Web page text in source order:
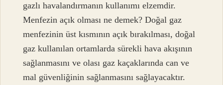
gazlı havalandırmanın kullanımı elzemdir.
Menfezin açık olması ne demek? Doğal gaz
menfezinin üst kısmının açık bırakılması, doğal
gaz kullanılan ortamlarda sürekli hava akışının
sağlanmasını ve olası gaz kaçaklarında can ve
mal güvenliğinin sağlanmasını sağlayacaktır.